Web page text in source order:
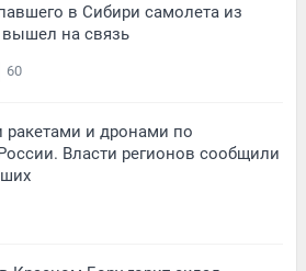
в Сибири самолета из
на связь
60
ракетами и дронами по
Власти регионов сообщили